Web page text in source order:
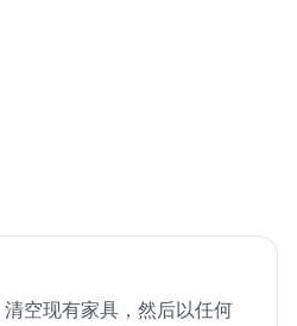
清空现有家具，然后以任何